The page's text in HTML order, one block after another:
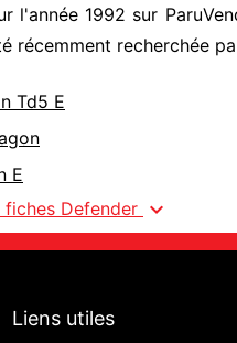
l'année 1992 sur
récemment recherchée
Td5 E
E
Defender expand_more
Liens utiles